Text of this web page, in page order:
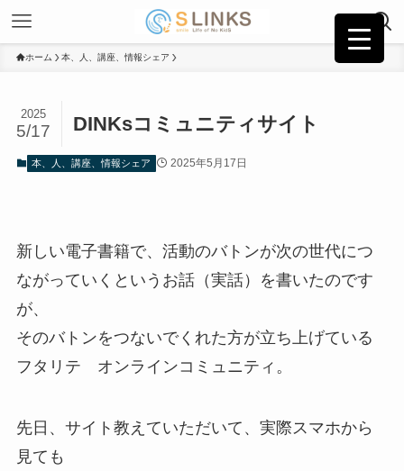
ホーム 本、人、講座、情報シェア
DINKsコミュニティサイト
2025
5/17
本、人、講座、情報シェア 2025年5月17日
新しい電子書籍で、活動のバトンが次の世代につ
ながっていくというお話（実話）を書いたのです
が、
そのバトンをつないでくれた方が立ち上げている
フタリテ オンラインコミュニティ。
先日、サイト教えていただいて、実際スマホから
見ても